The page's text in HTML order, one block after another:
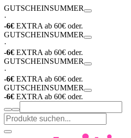
GUTSCHEINSUMMER
·
-6€ EXTRA ab 60€ oder.
GUTSCHEINSUMMER
·
-6€ EXTRA ab 60€ oder.
GUTSCHEINSUMMER
·
-6€ EXTRA ab 60€ oder.
GUTSCHEINSUMMER
-6€ EXTRA ab 60€ oder.